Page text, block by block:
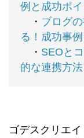
例と成功ポイ
・ ブログ
る！成功事
・ SEOと
的な連携方
ゴデスクリエイ